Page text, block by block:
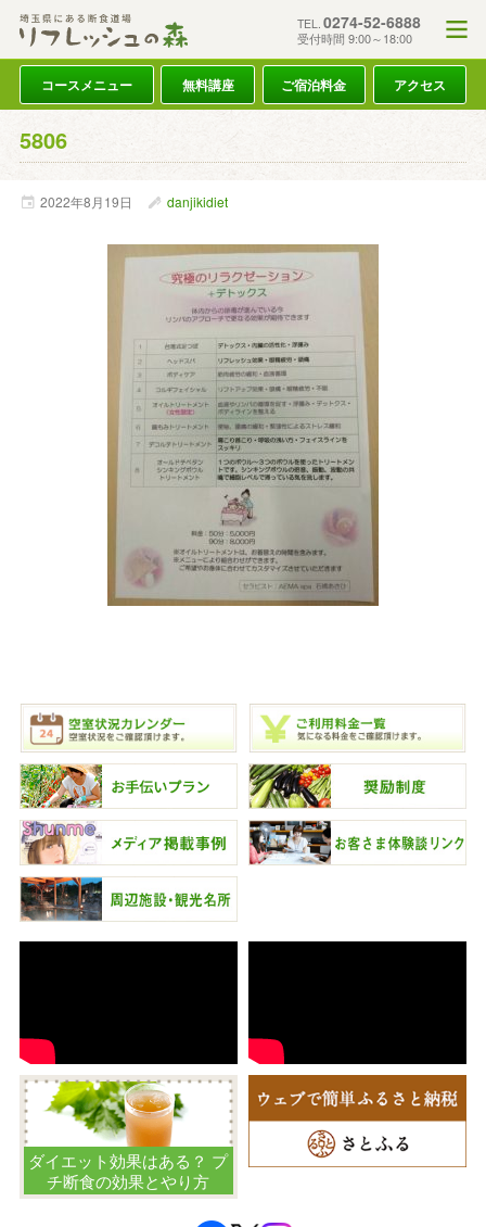
TEL. 0274-52-6888
受付時間 9:00～18:00
コースメニュー 無料講座 ご宿泊料金 アクセス
5806
2022年8月19日 danjikidiet
ダイエット効果はある？ プ
チ断食の効果とやり方